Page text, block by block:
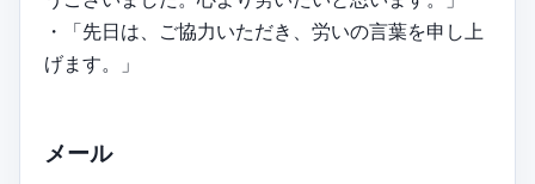
・「先日は、ご協力いただき、労いの言葉を申し上
げます。」
メール